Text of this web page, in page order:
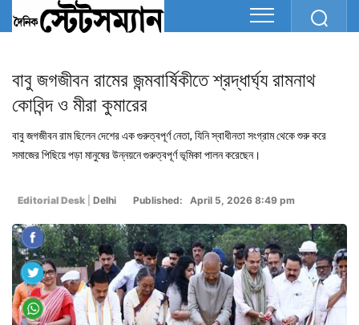
বাবু জগজীবন রামের জন্মবার্ষিকীতে শ্রদ্ধার্ঘ্য রামনাথ
কোবিন্দ ও মীরা কুমারের
বাবু জগজীবন রাম ছিলেন দেশের এক গুরুত্বপূর্ণ নেতা, যিনি স্বাধীনতা সংগ্রাম থেকে শুরু করে
সমাজের পিছিয়ে পড়া মানুষের উন্নয়নে গুরুত্বপূর্ণ ভূমিকা পালন করেছেন।
Editorial Desk Delhi Published: April 5, 2026 8:49 pm